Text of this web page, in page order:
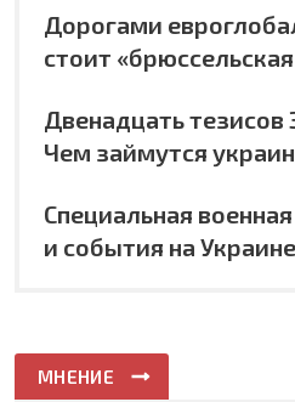
Дорогами
стоит
Двенадцать тезисов
Чем займутся
Специальная
и события на
МНЕНИЕ